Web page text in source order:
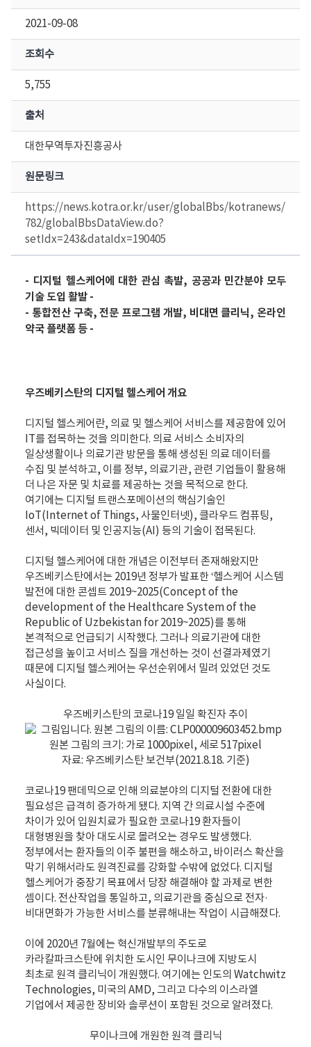
2021-09-08
조회수
5,755
출처
대한무역투자진흥공사
원문링크
https://news.kotra.or.kr/user/globalBbs/kotranews/
782/globalBbsDataView.do?
setIdx=243&dataIdx=190405
- 디지털 헬스케어에 대한 관심 촉발, 공공과 민간분야 모두
기술 도입 활발 -
- 통합전산 구축, 전문 프로그램 개발, 비대면 클리닉, 온라인
약국 플랫폼 등 -
우즈베키스탄의 디지털 헬스케어 개요
디지털 헬스케어란, 의료 및 헬스케어 서비스를 제공함에 있어
IT를 접목하는 것을 의미한다. 의료 서비스 소비자의
일상생활이나 의료기관 방문을 통해 생성된 의료 데이터를
수집 및 분석하고, 이를 정부, 의료기관, 관련 기업들이 활용해
더 나은 자문 및 치료를 제공하는 것을 목적으로 한다.
여기에는 디지털 트랜스포메이션의 핵심기술인
IoT(Internet of Things, 사물인터넷), 클라우드 컴퓨팅,
센서, 빅데이터 및 인공지능(AI) 등의 기술이 접목된다.
디지털 헬스케어에 대한 개념은 이전부터 존재해왔지만
우즈베키스탄에서는 2019년 정부가 발표한 ‘헬스케어 시스템
발전에 대한 콘셉트 2019~2025(Concept of the
development of the Healthcare System of the
Republic of Uzbekistan for 2019~2025)를 통해
본격적으로 언급되기 시작했다. 그러나 의료기관에 대한
접근성을 높이고 서비스 질을 개선하는 것이 선결과제였기
때문에 디지털 헬스케어는 우선순위에서 밀려 있었던 것도
사실이다.
우즈베키스탄의 코로나19 일일 확진자 추이
자료: 우즈베키스탄 보건부(2021.8.18. 기준)
코로나19 팬데믹으로 인해 의료분야의 디지털 전환에 대한
필요성은 급격히 증가하게 됐다. 지역 간 의료시설 수준에
차이가 있어 입원치료가 필요한 코로나19 환자들이
대형병원을 찾아 대도시로 몰려오는 경우도 발생했다.
정부에서는 환자들의 이주 불편을 해소하고, 바이러스 확산을
막기 위해서라도 원격진료를 강화할 수밖에 없었다. 디지털
헬스케어가 중장기 목표에서 당장 해결해야 할 과제로 변한
셈이다. 전산작업을 통일하고, 의료기관을 중심으로 전자·
비대면화가 가능한 서비스를 분류해내는 작업이 시급해졌다.
이에 2020년 7월에는 혁신개발부의 주도로
카라칼파크스탄에 위치한 도시인 무이나크에 지방도시
최초로 원격 클리닉이 개원했다. 여기에는 인도의 Watchwitz
Technologies, 미국의 AMD, 그리고 다수의 이스라엘
기업에서 제공한 장비와 솔루션이 포함된 것으로 알려졌다.
무이나크에 개원한 원격 클리닉